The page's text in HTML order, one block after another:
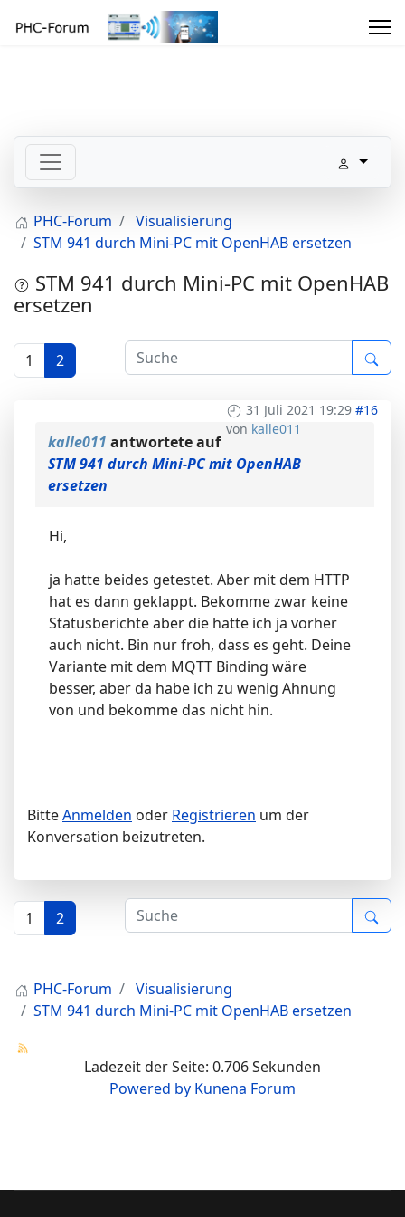
PHC-Forum
Visualisierung
STM 941 durch Mini-PC mit OpenHAB ersetzen
STM 941 durch Mini-PC mit OpenHAB
ersetzen
1 2
31 Juli 2021 19:29 #16
von kalle011
kalle011 antwortete auf
STM 941 durch Mini-PC mit OpenHAB
ersetzen
Hi,
ja hatte beides getestet. Aber mit dem HTTP
hat es dann geklappt. Bekomme zwar keine
Statusberichte aber die hatte ich ja vorher
auch nicht. Bin nur froh, dass es geht. Deine
Variante mit dem MQTT Binding wäre
besser, aber da habe ich zu wenig Ahnung
von und bekomme das nicht hin.
BitteAnmelden oder Registrieren um der
Konversation beizutreten.
1 2
PHC-Forum
Visualisierung
STM 941 durch Mini-PC mit OpenHAB ersetzen
Ladezeit der Seite: 0.706 Sekunden
Powered by Kunena Forum